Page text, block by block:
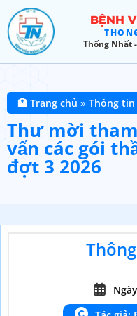
BỆNH
Thống Nhất
🏥 Trang chủ » Thông
Thư mời
vấn các gói
đợt 3 2026